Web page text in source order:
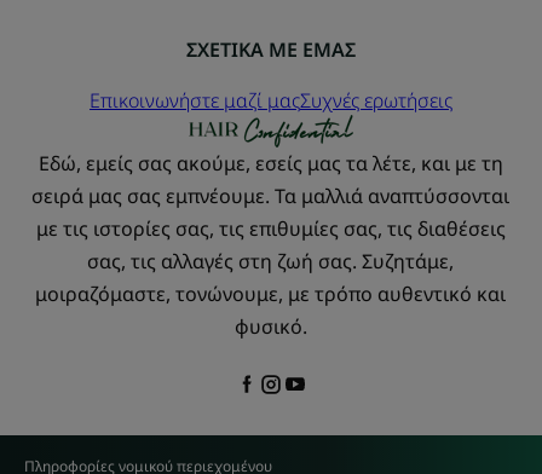
ΣΧΕΤΙΚΑ ΜΕ ΕΜΑΣ
Επικοινωνήστε μαζί μαςΣυχνές ερωτήσεις
Εδώ, εμείς σας ακούμε, εσείς μας τα λέτε, και με τη
σειρά μας σας εμπνέουμε. Τα μαλλιά αναπτύσσονται
με τις ιστορίες σας, τις επιθυμίες σας, τις διαθέσεις
σας, τις αλλαγές στη ζωή σας. Συζητάμε,
μοιραζόμαστε, τονώνουμε, με τρόπο αυθεντικό και
φυσικό.
Πληροφορίες νομικού περιεχομένου